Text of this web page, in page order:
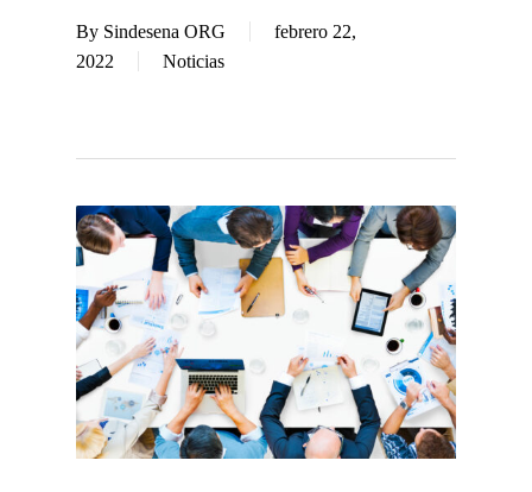
By Sindesena ORG
febrero 22,
2022
Noticias